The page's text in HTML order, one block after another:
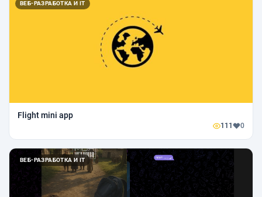
ВЕБ-РАЗРАБОТКА И IT
Flight mini app
111 0
ВЕБ-РАЗРАБОТКА И IT